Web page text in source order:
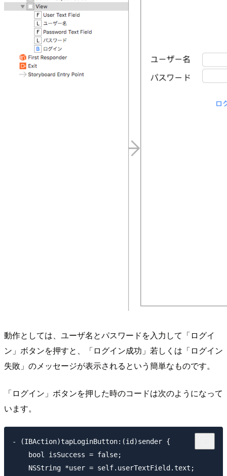
動作としては、ユーザ名とパスワードを入力して「ログイ
ン」ボタンを押すと、「ログイン成功」若しくは「ログイン
失敗」のメッセージが表示されるという簡単なものです。
「ログイン」ボタンを押した時のコードは次のようになって
います。
- (IBAction)tapLoginButton:(id)sender {
    bool isSuccess = false;
    NSString *user = self.userTextField.text;